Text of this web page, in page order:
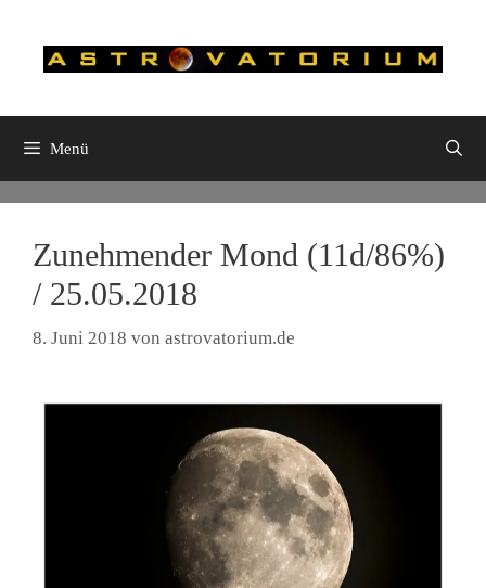
springen
Menü
Zunehmender Mond (11d/86%)
/ 25.05.2018
8. Juni 2018 von astrovatorium.de